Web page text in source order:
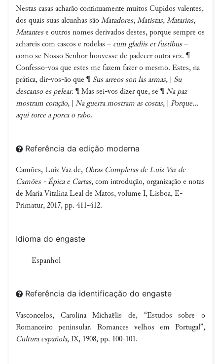
Nestas casas acharão continuamente muitos Cupidos valentes,
dos quais suas alcunhas são Matadores, Matistas, Matarins,
Matantese outros nomes derivados destes, porque sempre os
achareis com cascos e rodelas – cum gladiis et fustibus–
como se Nosso Senhor houvesse de padecer outra vez. ¶
Confesso-vos que estes me fazem fazer o mesmo. Estes, na
prática, dir-vos-ão que ¶ Sus arreos son las armas,
Su
descanso es pelear. ¶ Mas sei-vos dizer que, se ¶ Na paz
mostram coração,
Na guerra mostram as costas,
Porque...
aqui torce a porca o rabo.
Referência da edição moderna
Camões, Luiz Vaz de, Obras Completas de Luiz Vaz de
Camões - Épica e Cartas, com introdução, organização e notas
de Maria Vitalina Leal de Matos, volume I, Lisboa, E-
Primatur, 2017, pp. 411-412.
Idioma do engaste
Espanhol
Referência da identificação do engaste
Vasconcelos, Carolina Michaëlis de, “Estudos sobre o
Romanceiro peninsular. Romances velhos em Portugal”,
Cultura española, IX, 1908, pp. 100-101.